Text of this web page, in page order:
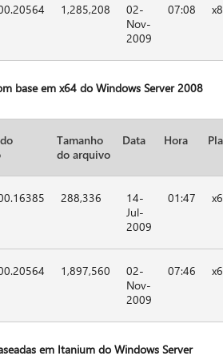
1,285,208
02-
Nov-
2009
07:08
base em x64 do Windows Server 2008
Tamanho
do arquivo
Data Hora
288,336
14-
Jul-
2009
01:47
1,897,560
02-
Nov-
2009
07:46
em Itanium do Windows Server